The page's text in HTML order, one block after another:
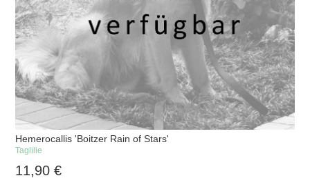
Hemerocallis 'Boitzer Rain of Stars'
Taglilie
11,90€